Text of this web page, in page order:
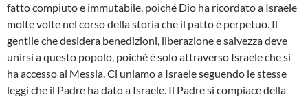
fatto compiuto e immutabile, poiché Dio ha ricordato a Israele
molte volte nel corso della storia che il patto è perpetuo. Il
gentile che desidera benedizioni, liberazione e salvezza deve
unirsi a questo popolo, poiché è solo attraverso Israele che si
ha accesso al Messia. Ci uniamo a Israele seguendo le stesse
leggi che il Padre ha dato a Israele. Il Padre si compiace della